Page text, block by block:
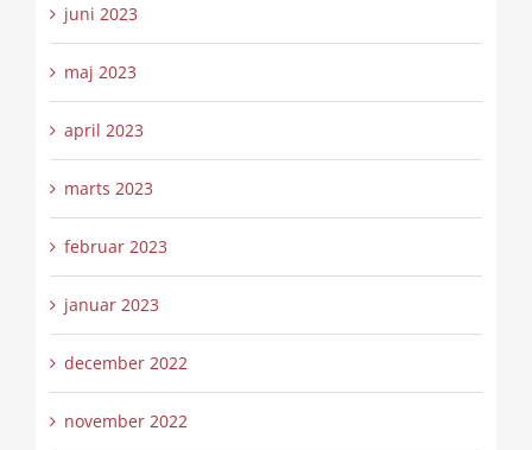
juni 2023
maj 2023
april 2023
marts 2023
februar 2023
januar 2023
december 2022
november 2022